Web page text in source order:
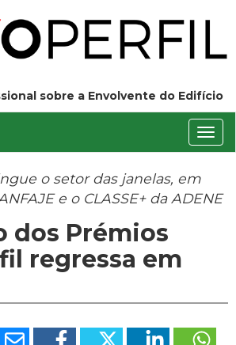
sobre a Envolvente do Edifício
o setor das janelas, em
e o CLASSE+ da ADENE
dos Prémios
regressa em